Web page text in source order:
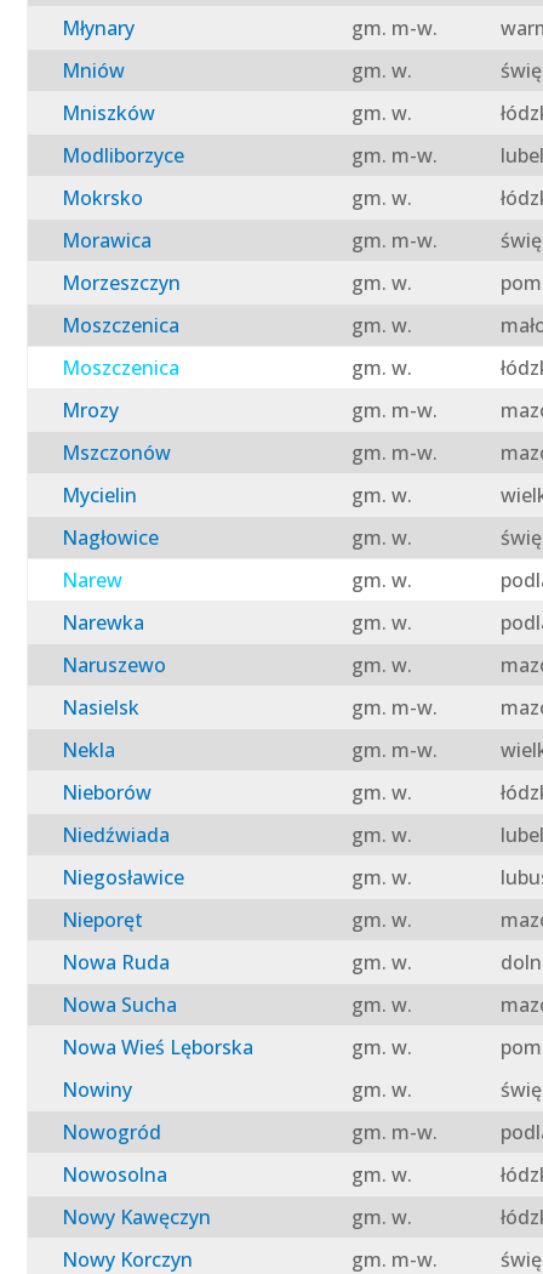
Młynary
gm. m-w.
Mniów
gm. w.
Mniszków
gm. w.
Modliborzyce
gm. m-w.
Mokrsko
gm. w.
Morawica
gm. m-w.
Morzeszczyn
gm. w.
Moszczenica
gm. w.
Moszczenica
gm. w.
Mrozy
gm. m-w.
Mszczonów
gm. m-w.
Mycielin
gm. w.
Nagłowice
gm. w.
Narew
gm. w.
Narewka
gm. w.
Naruszewo
gm. w.
Nasielsk
gm. m-w.
Nekla
gm. m-w.
Nieborów
gm. w.
Niedźwiada
gm. w.
Niegosławice
gm. w.
Nieporęt
gm. w.
Nowa Ruda
gm. w.
Nowa Sucha
gm. w.
Nowa Wieś Lęborska
gm. w.
Nowiny
gm. w.
Nowogród
gm. m-w.
Nowosolna
gm. w.
Nowy Kawęczyn
gm. w.
Nowy Korczyn
gm. m-w.